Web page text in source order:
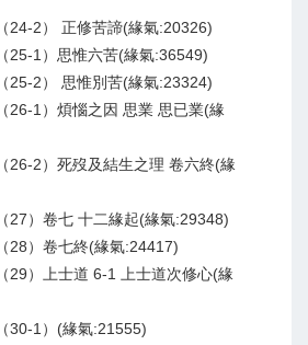
24-2） 正修苦諦(緣氣:20326)
25-1）思惟六苦(緣氣:36549)
25-2） 思惟別苦(緣氣:23324)
26-1）煩惱之因 思業 思已業(緣
26-2）死歿及結生之理 卷六終(緣
27）卷七 十二緣起(緣氣:29348)
28）卷七終(緣氣:24417)
29）上士道 6-1 上士道次修心(緣
30-1）(緣氣:21555)